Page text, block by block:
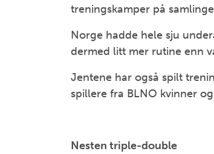
treningskamper på
Norge hadde hele sju
dermed litt mer rutine enn
Jentene har også spilt
spillere fra BLNO kvinner
Nesten triple-double